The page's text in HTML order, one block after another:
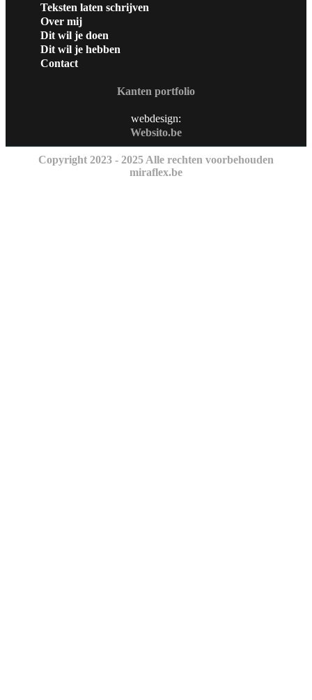
Teksten laten schrijven
Over mij
Dit wil je doen
Dit wil je hebben
Contact
Kanten portfolio
webdesign:
Websito.be
Copyright 2023 - 2025 Alle rechten voorbehouden
miraflex.be